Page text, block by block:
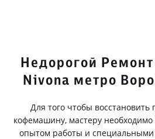
Недорогой
Nivona метро
Для того чтобы
кофемашину, мастеру
опытом работы и